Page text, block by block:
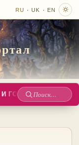
RU · UK · EN
ГОРОСКОПЫ
Поиск
сайту